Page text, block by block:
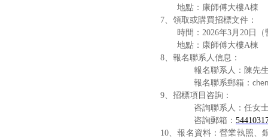
地點：康師傅大樓A棟
7、領取或購買招標文件：
時間： 2026年3月 20 日
地點：康師傅大樓A棟
8、報名聯系人信息：
報名聯系人： 陳先
報名聯系郵箱：
9、招標項目咨詢：
咨詢聯系人：任女
咨詢郵箱：
10、報名資料：營業執照、